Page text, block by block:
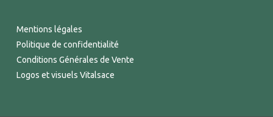
Mentions légales
Politique de confidentialité
Conditions Générales de Vente
Logos et visuels Vitalsace